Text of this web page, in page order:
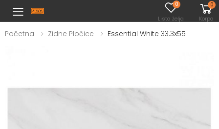
Toggle mobile menu
0
Lista želja
0
Korpa
Početna Zidne Pločice Essential White 33.3x55